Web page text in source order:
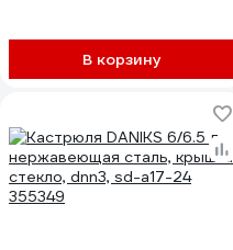
В корзину